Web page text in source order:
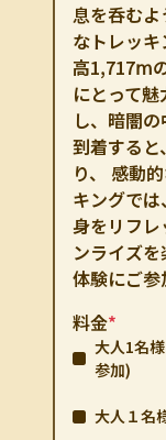
息を呑む
なトレッ
高1,717ⅿ
にとって
し、暗闇
到着する
り、 感動
キングで
身をリフレ
ンライズ
体験にご参
料金*
大人1名
参加)
大人１名